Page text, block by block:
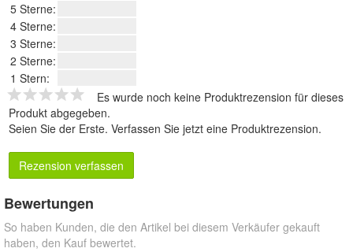
5 Sterne:
4 Sterne:
3 Sterne:
2 Sterne:
1 Stern:
Es wurde noch keine Produktrezension für dieses
Produkt abgegeben.
Seien Sie der Erste. Verfassen Sie jetzt eine Produktrezension.
Rezension verfassen
Bewertungen
So haben Kunden, die den Artikel bei diesem Verkäufer gekauft
haben, den Kauf bewertet.